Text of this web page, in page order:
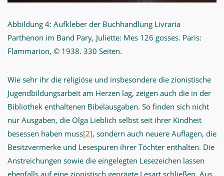
Abbildung 4: Aufkleber der Buchhandlung Livraria
Parthenon im Band Pary, Juliette: Mes 126 gosses. Paris:
Flammarion, © 1938. 330 Seiten.
Wie sehr ihr die religiöse und insbesondere die zionistische
Jugendbildungsarbeit am Herzen lag, zeigen auch die in der
Bibliothek enthaltenen Bibelausgaben. So finden sich nicht
nur Ausgaben, die Olga Lieblich selbst seit ihrer Kindheit
besessen haben muss[2], sondern auch neuere Auflagen, die
Besitzvermerke und Lesespuren ihrer Töchter enthalten. Die
Anstreichungen sowie die eingelegten Lesezeichen lassen
ebenfalls auf eine zionistisch geprägte Lesart schließen. Aus